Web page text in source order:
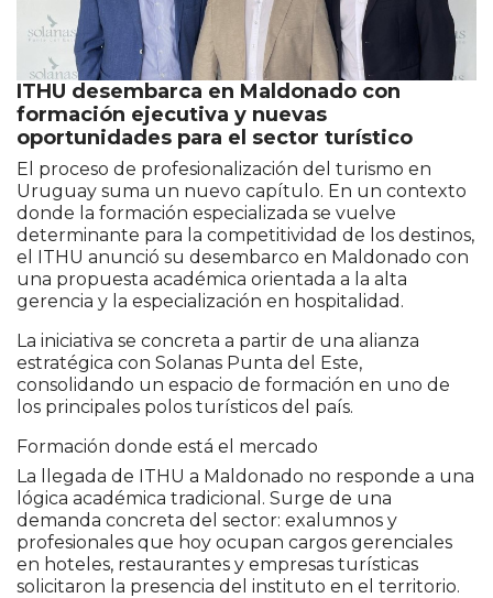
ITHU desembarca en Maldonado con
formación ejecutiva y nuevas
oportunidades para el sector turístico
El proceso de profesionalización del turismo en
Uruguay suma un nuevo capítulo. En un contexto
donde la formación especializada se vuelve
determinante para la competitividad de los destinos,
el ITHU anunció su desembarco en Maldonado con
una propuesta académica orientada a la alta
gerencia y la especialización en hospitalidad.
La iniciativa se concreta a partir de una alianza
estratégica con Solanas Punta del Este,
consolidando un espacio de formación en uno de
los principales polos turísticos del país.
Formación donde está el mercado
La llegada de ITHU a Maldonado no responde a una
lógica académica tradicional. Surge de una
demanda concreta del sector: exalumnos y
profesionales que hoy ocupan cargos gerenciales
en hoteles, restaurantes y empresas turísticas
solicitaron la presencia del instituto en el territorio.